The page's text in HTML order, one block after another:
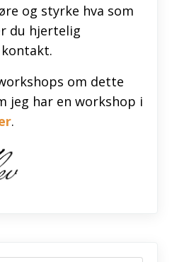
og styrke hva som
du hjertelig
om dette
jeg har en workshop i
.